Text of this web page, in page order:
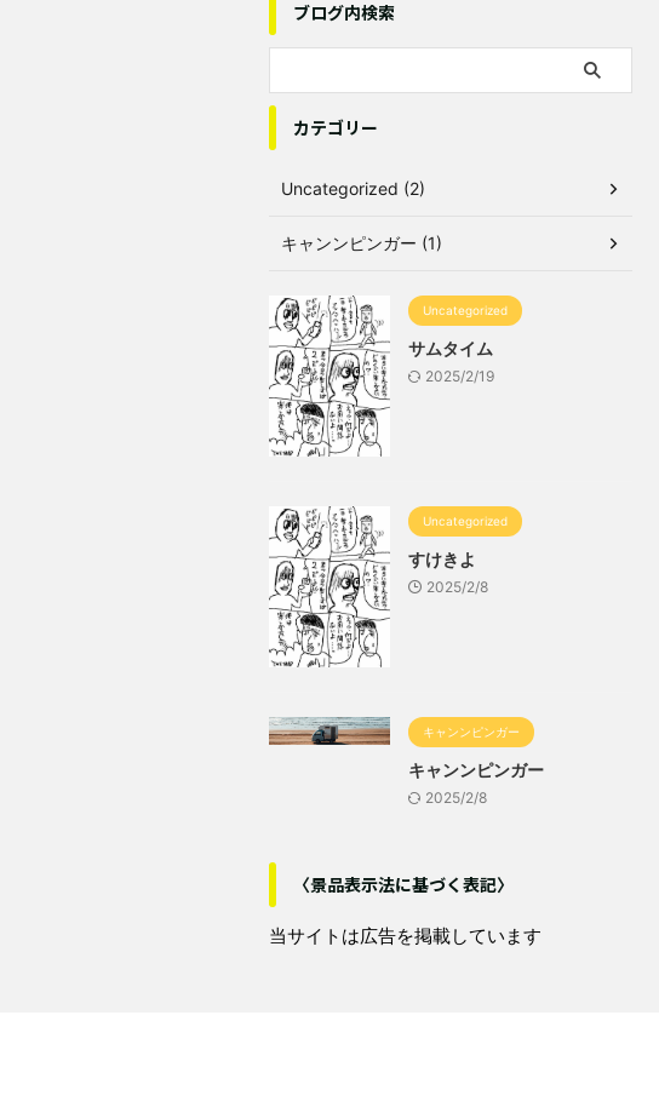
ブログ内検索
カテゴリー
Uncategorized (2)
キャンンピンガー (1)
Uncategorized
サムタイム
2025/2/19
Uncategorized
すけきよ
2025/2/8
キャンンピンガー
キャンンピンガー
2025/2/8
〈景品表示法に基づく表記〉
当サイトは広告を掲載しています